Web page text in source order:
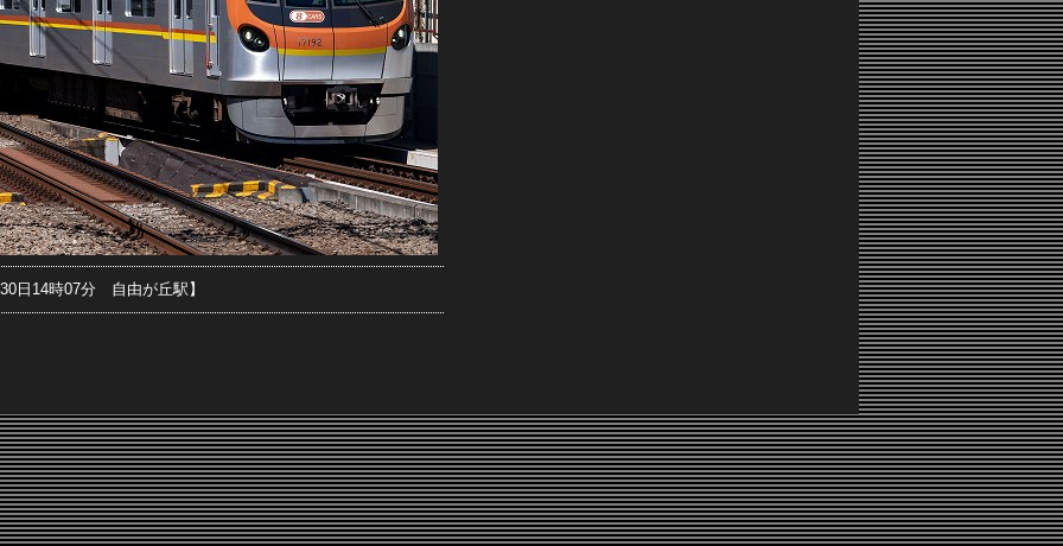
日14時07分 自由が丘駅】